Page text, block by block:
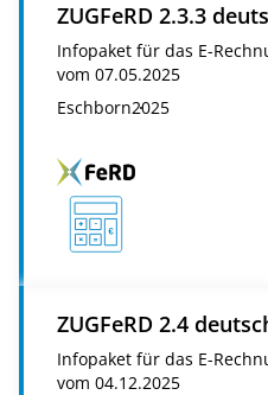
ZUGFeRD 2.3.3
Infopaket für das E-
vom 07.05.2025
Eschborn2025
ZUGFeRD 2.4
Infopaket für das E-
vom 04.12.2025